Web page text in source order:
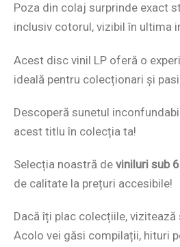
Poza din colaj surprinde exact
inclusiv cotorul, vizibil în ultima
Acest disc vinil LP oferă o
ideală pentru colecționari și
Descoperă sunetul
acest titlu în colecția ta!
Selecția noastră de viniluri sub
de calitate la prețuri accesibile!
Dacă îți plac colecțiile, vizitează
Acolo vei găsi compilații, hituri